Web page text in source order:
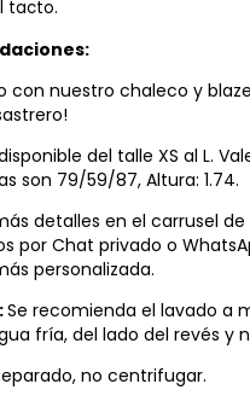
tacto.
con nuestro chaleco y
del talle XS al L.
son 79/59/87, Altura: 1.74.
detalles en el carrusel
por Chat privado o
personalizada.
Se recomienda el lavado a
fría, del lado del revés y
no centrifugar.